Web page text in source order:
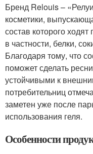
Бренд Relouis –
косметики,
состав которого
в частности, белки,
Благодаря тому, что
поможет сделать
устойчивыми к
потребительниц
заметен уже после
использования геля.
Особенности